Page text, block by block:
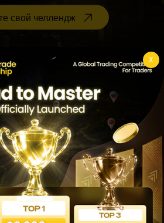
X
свой челлендж
проверены FXVerify